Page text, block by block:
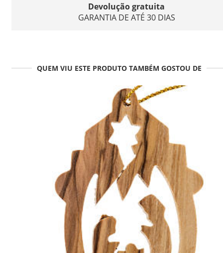
Devolução gratuita
GARANTIA DE ATÉ 30 DIAS
QUEM VIU ESTE PRODUTO TAMBÉM GOSTOU DE